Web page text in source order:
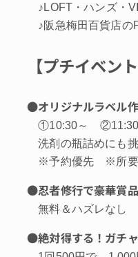
♪LOFT・ハンズ・
♪阪急梅田百貨店の
【プチイベント
●オリジナルラベル
①10:30～
洗剤の瓶詰めにも
※予約優先 ※所要
●忍者修行で豪華賞
無料＆ハズレなし
●絶対得する！ガチ